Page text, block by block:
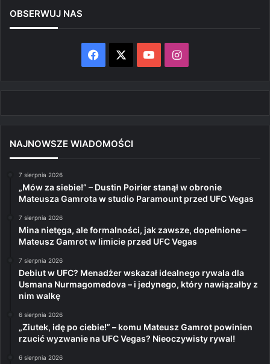
OBSERWUJ NAS
Facebook YouTubeInstagram
NAJNOWSZE WIADOMOŚCI
7 sierpnia 2026
„Mów za siebie!” – Dustin Poirier stanął w obronie
Mateusza Gamrota w studio Paramount przed UFC Vegas
7 sierpnia 2026
Mina nietęga, ale formalności, jak zawsze, dopełnione –
Mateusz Gamrot w limicie przed UFC Vegas
7 sierpnia 2026
Debiut w UFC? Menadżer wskazał idealnego rywala dla
Usmana Nurmagomedova – i jedynego, który nawiązałby z
nim walkę
6 sierpnia 2026
„Ziutek, idę po ciebie!” – komu Mateusz Gamrot powinien
rzucić wyzwanie na UFC Vegas? Nieoczywisty rywal!
6 sierpnia 2026